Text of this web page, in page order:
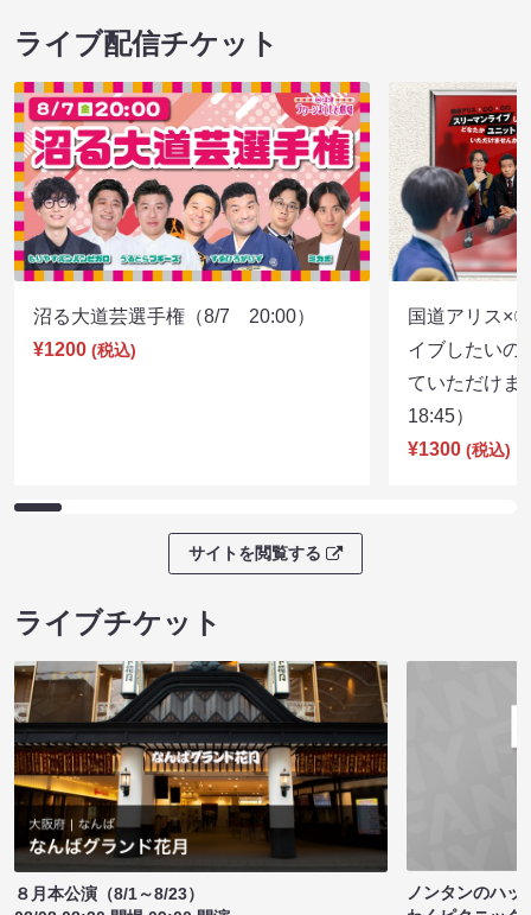
ライブ配信チケット
沼る大道芸選手権（8/7 20:00）
¥1200 (税込)
国道アリス×
イブしたいの
ていただけ
18:45）
¥1300 (税込)
サイトを閲覧する
ライブチケット
８月本公演（8/1～8/23）
ノンタンのハッ